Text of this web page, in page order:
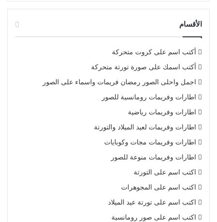
الأقسام
أكتب اسم على كروت متحركة
أكتب اسمك على صورة تورتة متحركة
اجمل واحلى الصور رمضان فريمات واسماء على الصور
اطارات وفريمات رومانسية للصور
اطارات وفريمات رياضية
اطارات وفريمات لعيد الميلاد والتورتة
اطارات وفريمات مجات وكوبايات
اطارات وفريمات منوعة للصور
اكتب اسم على التورتة
اكتب اسم على المجوهرات
اكتب اسم على تورتة عيد الميلاد
اكتب اسم على صور رومانسية